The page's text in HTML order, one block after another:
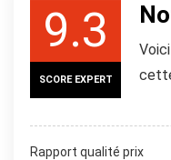
9.3
SCORE EXPERT
Rapport qualité prix